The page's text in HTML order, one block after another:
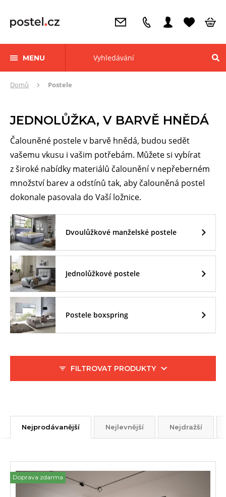
MENU
ZdeDomů Postele
JEDNOLŮŽKA, V BARVĚ HNĚDÁ
Čalouněné postele v barvě hnědá, budou sedět
vašemu vkusu i vašim potřebám. Můžete si vybírat
z široké nabídky materiálů čalounění v nepřeberném
množství barev a odstínů tak, aby čalouněná postel
dokonale pasovala do Vaší ložnice.
Dvoulůžkové manželské postele
Jednolůžkové postele
Postele boxspring
FILTROVAT PRODUKTY
Nejprodávanější Nejlevnější Nejdražší
Doprava zdarma